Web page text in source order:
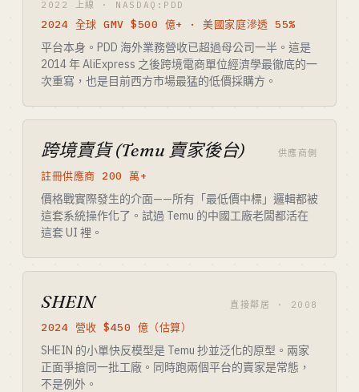
2022 上線 · NASDAQ:PDD
2024 全球 GMV $500 億+ · 美國家庭滲透 55%
平台本身。PDD 海外業務營收已超過母公司一半。這是
2014 年 AliExpress 之後跨境電商單位經濟學最徹底的一
次重寫，也是目前西方市場最猛的低價採購方。
跨境賣貨 (Temu 賣家後台) 供應商側
註冊供應商 200 萬+
價格戰實際發生的介面——所有「最低價中標」邏輯都被
這套系統操作化了。試過 Temu 的中國工廠老闆都活在
這套 UI 裡。
SHEIN 直接鄰居 · 2008
2024 營收 $450 億（估算）
SHEIN 的小單快反模型是 Temu 抄並泛化的原型。兩家
正面爭搶同一批工廠。同時跑兩個平台的賣家是常態，
不是例外。